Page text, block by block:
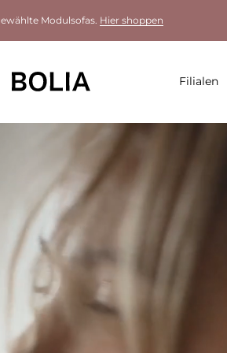
Modulsofas. Hier shoppen
Filialen